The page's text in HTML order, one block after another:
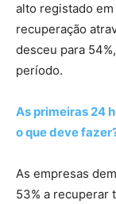
alto registado
recuperação
desceu para
período.
As primeiras 24
o que deve
As empresas
53% a recuperar